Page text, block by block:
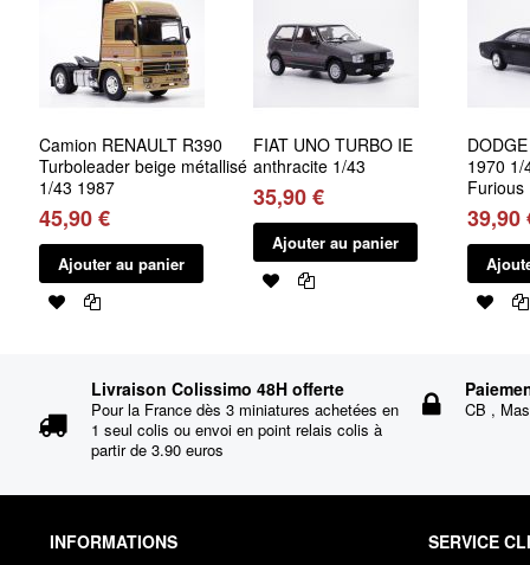
Camion RENAULT R390
Turboleader beige métallisé
1/43 1987
45,90 €
Ajouter au panier
FIAT UNO TURBO IE
anthracite 1/43
35,90 €
Ajouter au panier
1970 1/
Furious
39,90
Livraison Colissimo 48H offerte
Pour la France dès 3 miniatures achetées en
1 seul colis ou envoi en point relais colis à
partir de 3.90 euros
CB ,
INFORMATIONS SERVICE